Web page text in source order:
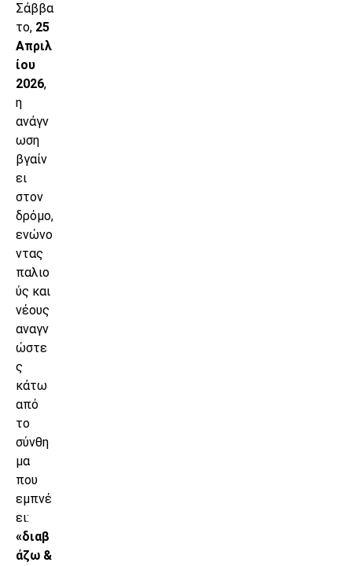
Σάββα
το, 25
Απριλ
ίου
2026,
η
ανάγν
ωση
βγαίν
ει
στον
δρόμο,
ενώνο
ντας
παλιο
ύς και
νέους
αναγν
ώστε
ς
κάτω
από
το
σύνθη
μα
που
εμπνέ
ει:
«διαβ
άζω &